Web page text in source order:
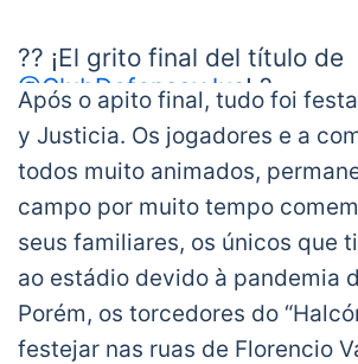
?? ¡El grito final del título de
@ClubDefensayJus! ?
⚽️?? Washington Camacho
sobre@clublanusen la Final
de Varela se quedó con
#LaGranConquista?
pic.twitter.com/gI8aKSruJe
— CONMEBOL Sudamericana
(@Sudamericana)
January 23,
Após o apito final, tudo foi
y Justicia. Os jogadores e a
todos muito animados,
campo por muito tempo
seus familiares, os únicos que
ao estádio devido à pandemia
Porém, os torcedores do
festejar nas ruas de Florencio